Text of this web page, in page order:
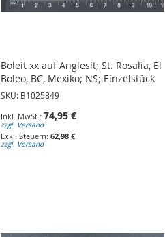
Boleit xx auf Anglesit; St. Rosalia, El
Boleo, BC, Mexiko; NS; Einzelstück
SKU: B1025849
74,95 €
zzgl. Versand
62,98 €
zzgl. Versand